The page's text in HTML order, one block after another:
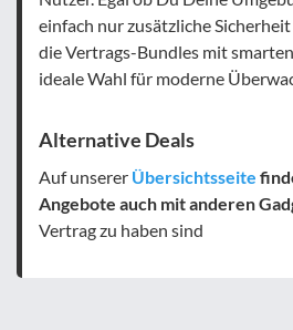
einfach nur zusätzliche
die Vertrags-Bundles mit
ideale Wahl für moderne
Alternative Deals
Auf unserer Übersichtsseite
Angebote auch mit anderen
Vertrag zu haben sind